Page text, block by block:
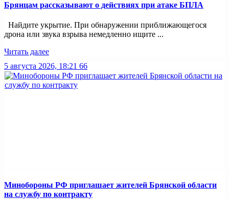
Брянцам рассказывают о действиях при атаке БПЛА
Найдите укрытие. При обнаружении приближающегося
дрона или звука взрыва немедленно ищите ...
Читать далее
5 августа 2026, 18:21 66
Минобoроны РФ приглaшaет житeлeй Брянской области
на службу по контракту